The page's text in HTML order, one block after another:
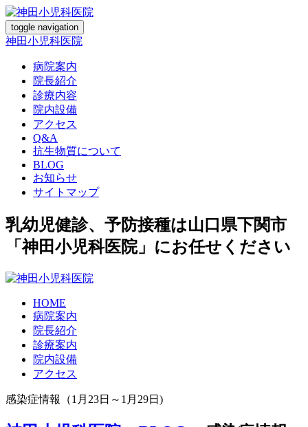
toggle navigation
神田小児科医院
病院案内
院長紹介
診療内容
院内設備
アクセス
Q&A
抗生物質について
BLOG
お知らせ
サイトマップ
乳幼児健診、予防接種は山口県下関市
「神田小児科医院」にお任せください
HOME
病院案内
院長紹介
診療案内
院内設備
アクセス
感染症情報（1月23日～1月29日)